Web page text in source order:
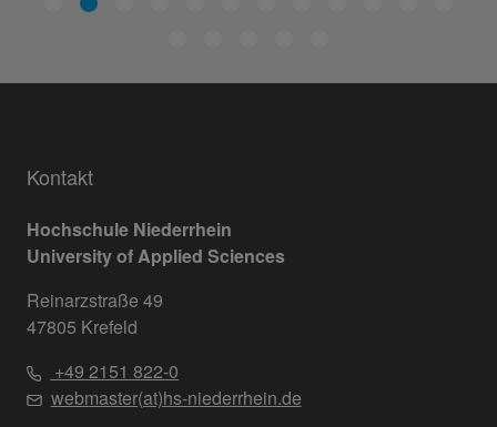
Kontakt
Hochschule Niederrhein
University of Applied Sciences
Reinarzstraße 49
47805 Krefeld
+49 2151 822-0
webmaster(at)hs-niederrhein.de